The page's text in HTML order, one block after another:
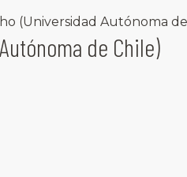
(Universidad Autónoma
de Chile)